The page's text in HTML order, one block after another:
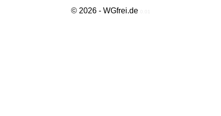
© 2026 - WGfrei.de